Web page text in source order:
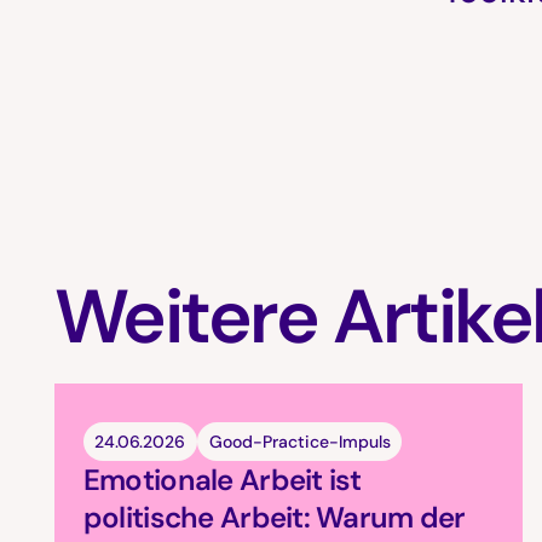
Weitere
24.06.2026 Good-Practice-Impuls
Emotionale Arbeit ist
politische Arbeit: Warum der